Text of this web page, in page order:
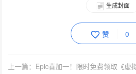
生成封面
赞 0